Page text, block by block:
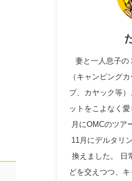
妻と一人息子の
（キャンピング
プ、カヤック等
ットをこよなく
月にOMCのツア
11月にデルタリ
換えました。 日
どを交えつつ、